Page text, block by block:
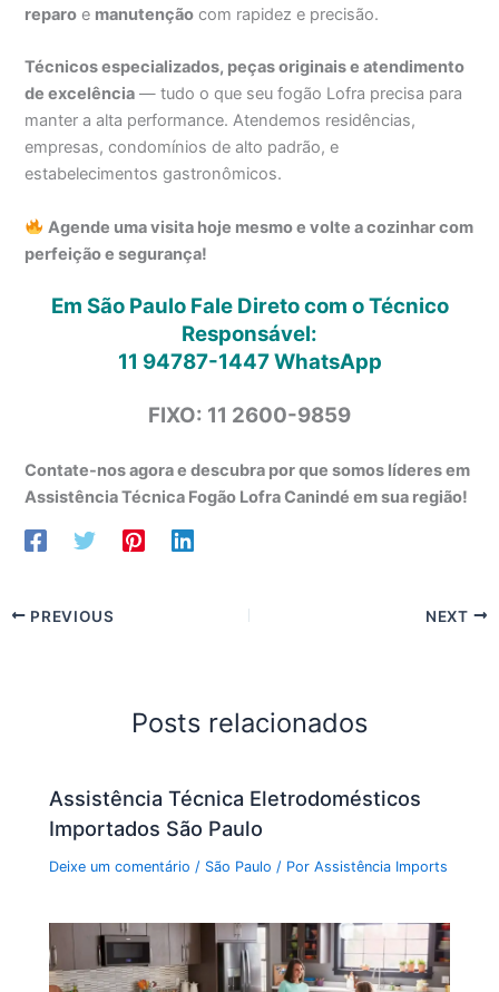
reparo e manutenção com rapidez e precisão.
Técnicos especializados, peças originais e atendimento
de excelência — tudo o que seu fogão Lofra precisa para
manter a alta performance. Atendemos residências,
empresas, condomínios de alto padrão, e
estabelecimentos gastronômicos.
Agende uma visita hoje mesmo e volte a cozinhar com
perfeição e segurança!
Em São Paulo Fale Direto com o Técnico
Responsável:
11 94787-1447WhatsApp
FIXO: 11 2600-9859
Contate-nos agora e descubra por que somos líderes em
Assistência Técnica Fogão Lofra Canindé em sua região!
PREVIOUS NEXT
Posts relacionados
Assistência Técnica Eletrodomésticos
Importados São Paulo
Deixe um comentário / São Paulo / PorAssistência Imports